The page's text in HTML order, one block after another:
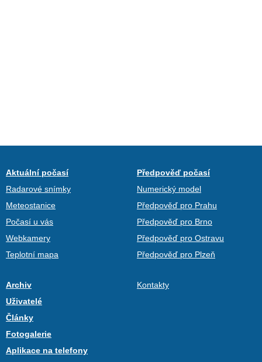
Aktuální počasí
Radarové snímky
Meteostanice
Počasí u vás
Webkamery
Teplotní mapa
Předpověď počasí
Numerický model
Předpověď pro Prahu
Předpověď pro Brno
Předpověď pro Ostravu
Předpověď pro Plzeň
Archiv
Uživatelé
Články
Fotogalerie
Aplikace na telefony
Kontakty